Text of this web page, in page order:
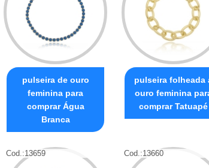
pulseira de ouro
feminina para
comprar Água
Branca
pulseira folheada
ouro feminina
comprar Tatuapé
Cod.:13659 Cod.:13660